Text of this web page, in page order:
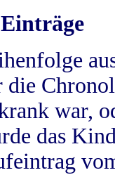
die
war,
das